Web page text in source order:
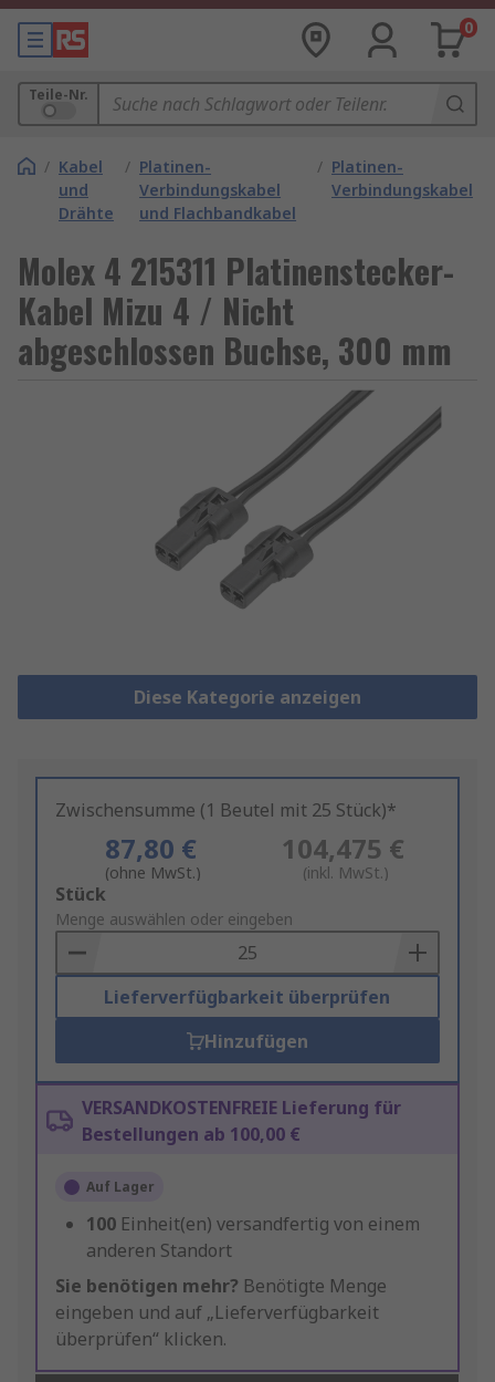
0
Teile-Nr.
/ Kabel
und
Drähte
/ Platinen-
Verbindungskabel
und Flachbandkabel
/ Platinen-
Verbindungskabel
Molex 4 215311 Platinenstecker-
Kabel Mizu 4 / Nicht
abgeschlossen Buchse, 300 mm
Diese Kategorie anzeigen
Zwischensumme (1 Beutel mit 25 Stück)*
87,80 €
(ohne MwSt.)
104,475 €
(inkl. MwSt.)
Add
to
Basket
Stück
Menge auswählen oder eingeben
Lieferverfügbarkeit überprüfen
Hinzufügen
VERSANDKOSTENFREIE Lieferung für
Bestellungen ab 100,00 €
Auf Lager
100 Einheit(en) versandfertig von einem
anderen Standort
Sie benötigen mehr? Benötigte Menge
eingeben und auf „Lieferverfügbarkeit
überprüfen“ klicken.